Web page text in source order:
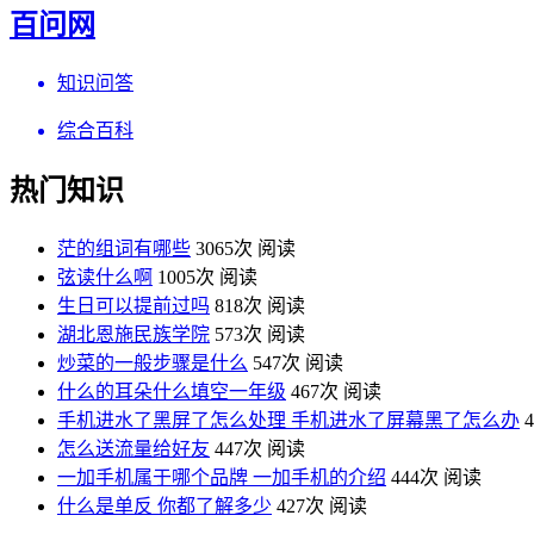
百问网
知识问答
综合百科
热门知识
茫的组词有哪些 3065次 阅读
弦读什么啊 1005次 阅读
生日可以提前过吗 818次 阅读
湖北恩施民族学院 573次 阅读
炒菜的一般步骤是什么 547次 阅读
什么的耳朵什么填空一年级 467次 阅读
手机进水了黑屏了怎么处理 手机进水了屏幕黑了怎么办
怎么送流量给好友 447次 阅读
一加手机属于哪个品牌 一加手机的介绍 444次 阅读
什么是单反 你都了解多少 427次 阅读